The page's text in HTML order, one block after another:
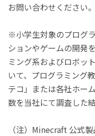
お問い合わせください。
※小学生対象のプログ
ションやゲームの開発
ミング系およびロボッ
いて、プログラミング
テコ」または各社ホー
数を当社にて調査した
（注）Minecraft 公式